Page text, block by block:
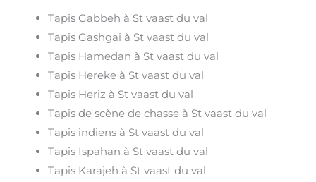
Tapis Gabbeh à St vaast du val
Tapis Gashgai à St vaast du val
Tapis Hamedan à St vaast du val
Tapis Hereke à St vaast du val
Tapis Heriz à St vaast du val
Tapis de scène de chasse à St vaast du val
Tapis indiens à St vaast du val
Tapis Ispahan à St vaast du val
Tapis Karajeh à St vaast du val